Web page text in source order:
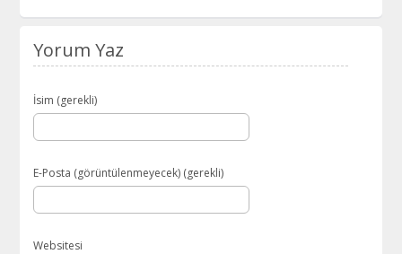
Yorum Yaz
İsim (gerekli)
E-Posta (görüntülenmeyecek) (gerekli)
Websitesi